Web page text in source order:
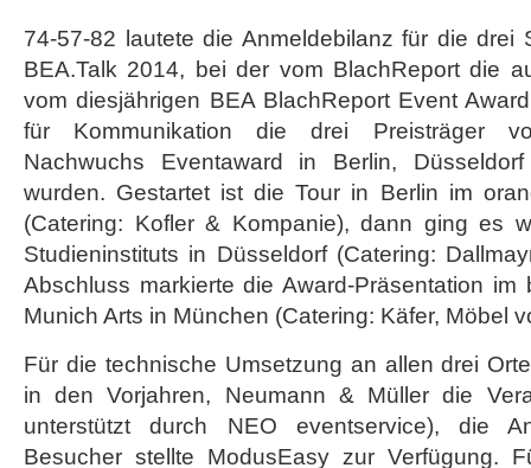
74-57-82 lautete die Anmeldebilanz für die drei
BEA.Talk 2014, bei der vom BlachReport die
vom diesjährigen BEA BlachReport Event
für Kommunikation die drei Preisträger
Nachwuchs Eventaward in Berlin,
wurden. Gestartet ist die Tour in Berlin im
(Catering: Kofler & Kompanie), dann ging es
Studieninstituts in Düsseldorf (Catering:
Abschluss markierte die Award-Präsentation im
Munich Arts in München (Catering: Käfer, Möbel
Für die technische Umsetzung an allen drei
in den Vorjahren, Neumann & Müller die
unterstützt durch NEO eventservice), die
Besucher stellte ModusEasy zur Verfügung.